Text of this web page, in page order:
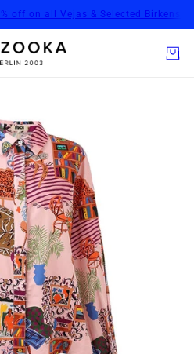
on all Vejas & Selected Birkenstocks